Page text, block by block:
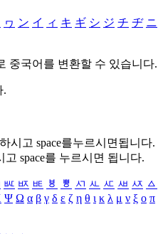
ヮ ン イ ィ キ ギ シ ジ チ ヂ ニ
중국어를 변환할 수 있습니다.
.
시고 space를누르시면됩니다.
고 space를 누르시면 됩니다.
ㅵ ㅶ ㅷ ㅸ ㅹ ㅺ ㅻ ㅼ ㅽ ㅾ ㅿ
Ψ Ω α β γ δ ε ζ η θ ι κ λ μ ν ξ ο π